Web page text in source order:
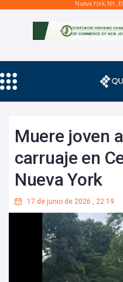
Nueva York, NY.,
Muere joven
carruaje en
Nueva York
17 de junio de 2026 , 22:19